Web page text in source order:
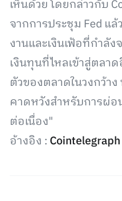
เห็นด้วย โดยกล่าวกับ
จากการประชุม Fed แ
งานและเงินเฟ้อที่กำลั
เงินทุนที่ไหลเข้าสู่ตลา
ตัวของตลาดในวงกว้า
คาดหวังสำหรับการผ่อ
ต่อเนื่อง"
อ้างอิง : Cointelegraph